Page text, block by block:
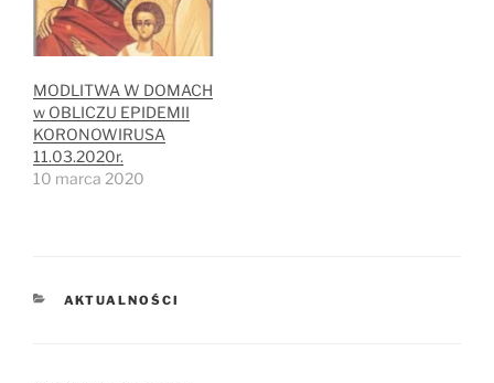
MODLITWA W DOMACH
w OBLICZU EPIDEMII
KORONOWIRUSA
11.03.2020r.
10 marca 2020
KATEGORIE
AKTUALNOŚCI